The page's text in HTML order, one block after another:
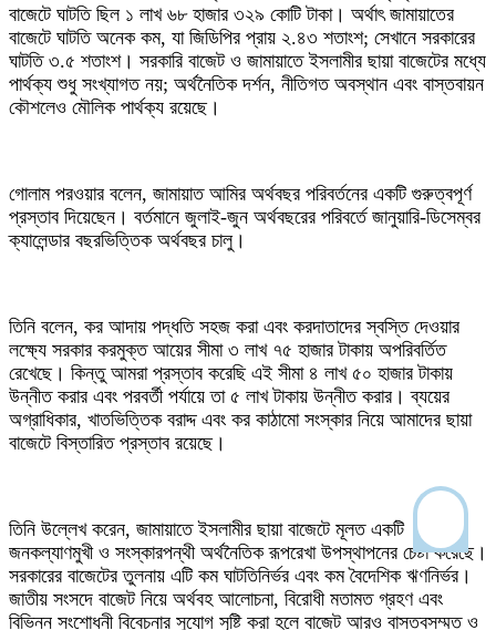
বাজেটে ঘাটতি ছিল ১ লাখ ৬৮ হাজার ৩২৯ কোটি টাকা। অর্থাৎ জামায়াতের
বাজেটে ঘাটতি অনেক কম, যা জিডিপির প্রায় ২.৪৩ শতাংশ; সেখানে সরকারের
ঘাটতি ৩.৫ শতাংশ। সরকারি বাজেট ও জামায়াতে ইসলামীর ছায়া বাজেটের মধ্যে
পার্থক্য শুধু সংখ্যাগত নয়; অর্থনৈতিক দর্শন, নীতিগত অবস্থান এবং বাস্তবায়ন
কৌশলেও মৌলিক পার্থক্য রয়েছে।
গোলাম পরওয়ার বলেন, জামায়াত আমির অর্থবছর পরিবর্তনের একটি গুরুত্বপূর্ণ
প্রস্তাব দিয়েছেন। বর্তমানে জুলাই-জুন অর্থবছরের পরিবর্তে জানুয়ারি-ডিসেম্বর
ক্যালেন্ডার বছরভিত্তিক অর্থবছর চালু।
তিনি বলেন, কর আদায় পদ্ধতি সহজ করা এবং করদাতাদের স্বস্তি দেওয়ার
লক্ষ্যে সরকার করমুক্ত আয়ের সীমা ৩ লাখ ৭৫ হাজার টাকায় অপরিবর্তিত
রেখেছে। কিন্তু আমরা প্রস্তাব করেছি এই সীমা ৪ লাখ ৫০ হাজার টাকায়
উন্নীত করার এবং পরবর্তী পর্যায়ে তা ৫ লাখ টাকায় উন্নীত করার। ব্যয়ের
অগ্রাধিকার, খাতভিত্তিক বরাদ্দ এবং কর কাঠামো সংস্কার নিয়ে আমাদের ছায়া
বাজেটে বিস্তারিত প্রস্তাব রয়েছে।
তিনি উল্লেখ করেন, জামায়াতে ইসলামীর ছায়া বাজেটে মূলত একটি
জনকল্যাণমুখী ও সংস্কারপন্থী অর্থনৈতিক রূপরেখা উপস্থাপনের চেষ্টা করেছে।
সরকারের বাজেটের তুলনায় এটি কম ঘাটতিনির্ভর এবং কম বৈদেশিক ঋণনির্ভর।
জাতীয় সংসদে বাজেট নিয়ে অর্থবহ আলোচনা, বিরোধী মতামত গ্রহণ এবং
বিভিন্ন সংশোধনী বিবেচনার সুযোগ সৃষ্টি করা হলে বাজেট আরও বাস্তবসম্মত ও